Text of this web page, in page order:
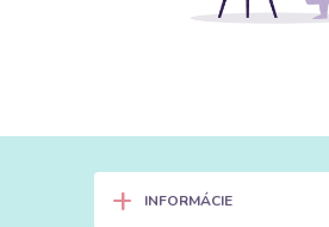
+ INFORMÁCIE